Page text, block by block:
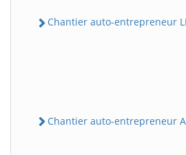
Chantier auto-entrepreneur
Chantier auto-entrepreneur